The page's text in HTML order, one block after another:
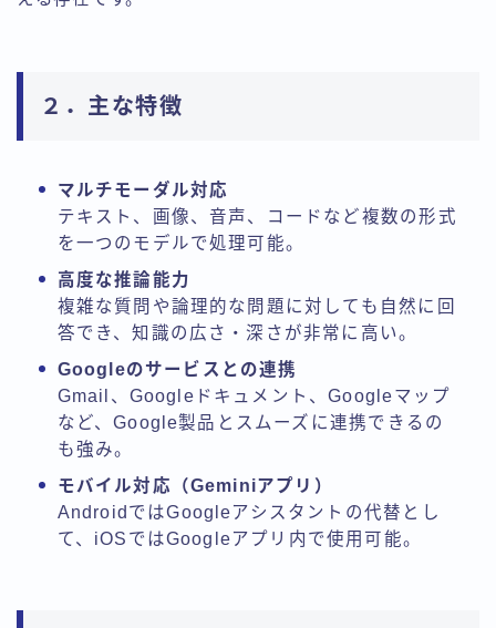
２．主な特徴
マルチモーダル対応
テキスト、画像、音声、コードなど複数の形式
を一つのモデルで処理可能。
高度な推論能力
複雑な質問や論理的な問題に対しても自然に回
答でき、知識の広さ・深さが非常に高い。
Googleのサービスとの連携
Gmail、Googleドキュメント、Googleマップ
など、Google製品とスムーズに連携できるの
も強み。
モバイル対応（Geminiアプリ）
AndroidではGoogleアシスタントの代替とし
て、iOSではGoogleアプリ内で使用可能。